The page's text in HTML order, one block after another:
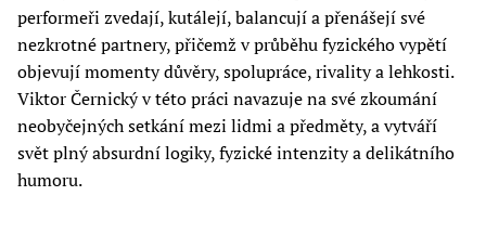
performeři zvedají, kutálejí, balancují a přenášejí své
nezkrotné partnery, přičemž v průběhu fyzického vypětí
objevují momenty důvěry, spolupráce, rivality a lehkosti.
Viktor Černický v této práci navazuje na své zkoumání
neobyčejných setkání mezi lidmi a předměty, a vytváří
svět plný absurdní logiky, fyzické intenzity a delikátního
humoru.